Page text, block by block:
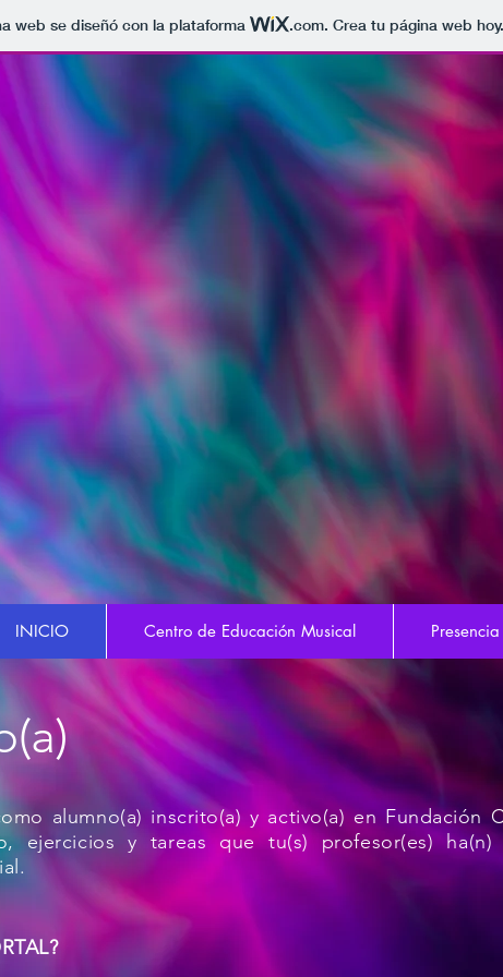
web se diseñó con la plataforma .com. Crea tu página web hoy.
alumno(a) inscrito(a) y activo(a) en Fundación
ejercicios y tareas que tu(s) profesor(es)
INICIO Centro de Educación Musical